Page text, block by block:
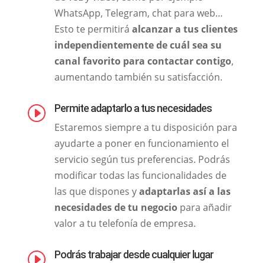
WhatsApp, Telegram, chat para web…
Esto te permitirá alcanzar a tus clientes
independientemente de cuál sea su
canal favorito para contactar contigo,
aumentando también su satisfacción.
I Permite adaptarlo a tus necesidades
Estaremos siempre a tu disposición para
ayudarte a poner en funcionamiento el
servicio según tus preferencias. Podrás
modificar todas las funcionalidades de
las que dispones yadaptarlas así a las
necesidades de tu negociopara añadir
valor a tu telefonía de empresa.
I Podrás trabajar desde cualquier lugar